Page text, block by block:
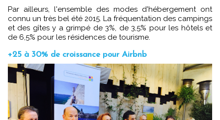
Par ailleurs, l'ensemble des modes d'hébergement ont
connu un très bel été 2015. La fréquentation des campings
et des gîtes y a grimpé de 3%, de 3,5% pour les hôtels et
de 6,5% pour les résidences de tourisme.
+25 à 30% de croissance pour Airbnb